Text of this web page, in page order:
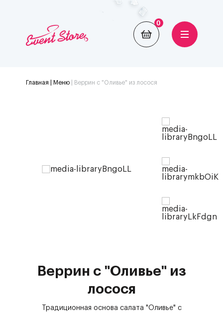
0
Главная | Меню| Веррин с "Оливье" из лосося
Веррин с "Оливье" из
лосося
Традиционная основа салата "Оливье" с